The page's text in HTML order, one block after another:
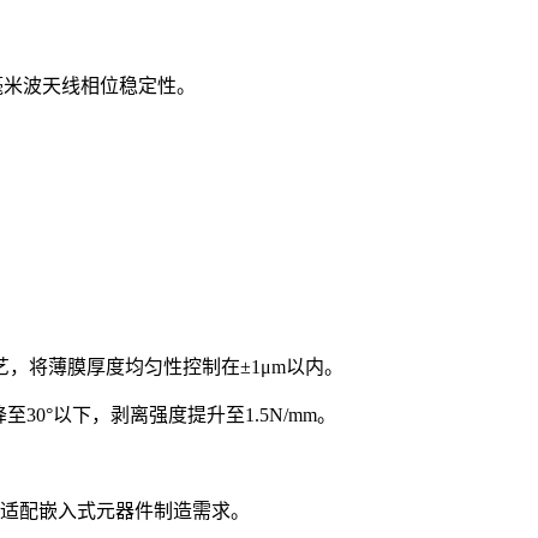
波天线相位稳定性。
将薄膜厚度均匀性控制在±1μm以内。
以下，剥离强度提升至1.5N/mm。
配嵌入式元器件制造需求。